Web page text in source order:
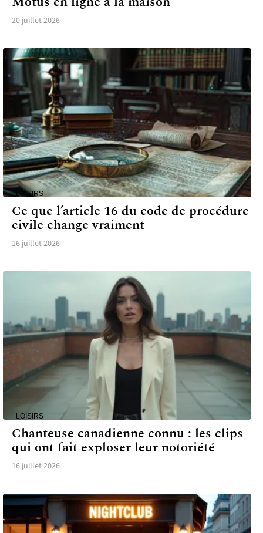
20 juillet 2026
LOISIRS
Ce que l’article 16 du code de procédure
civile change vraiment
16 juillet 2026
LOISIRS
Chanteuse canadienne connu : les clips
qui ont fait exploser leur notoriété
16 juillet 2026